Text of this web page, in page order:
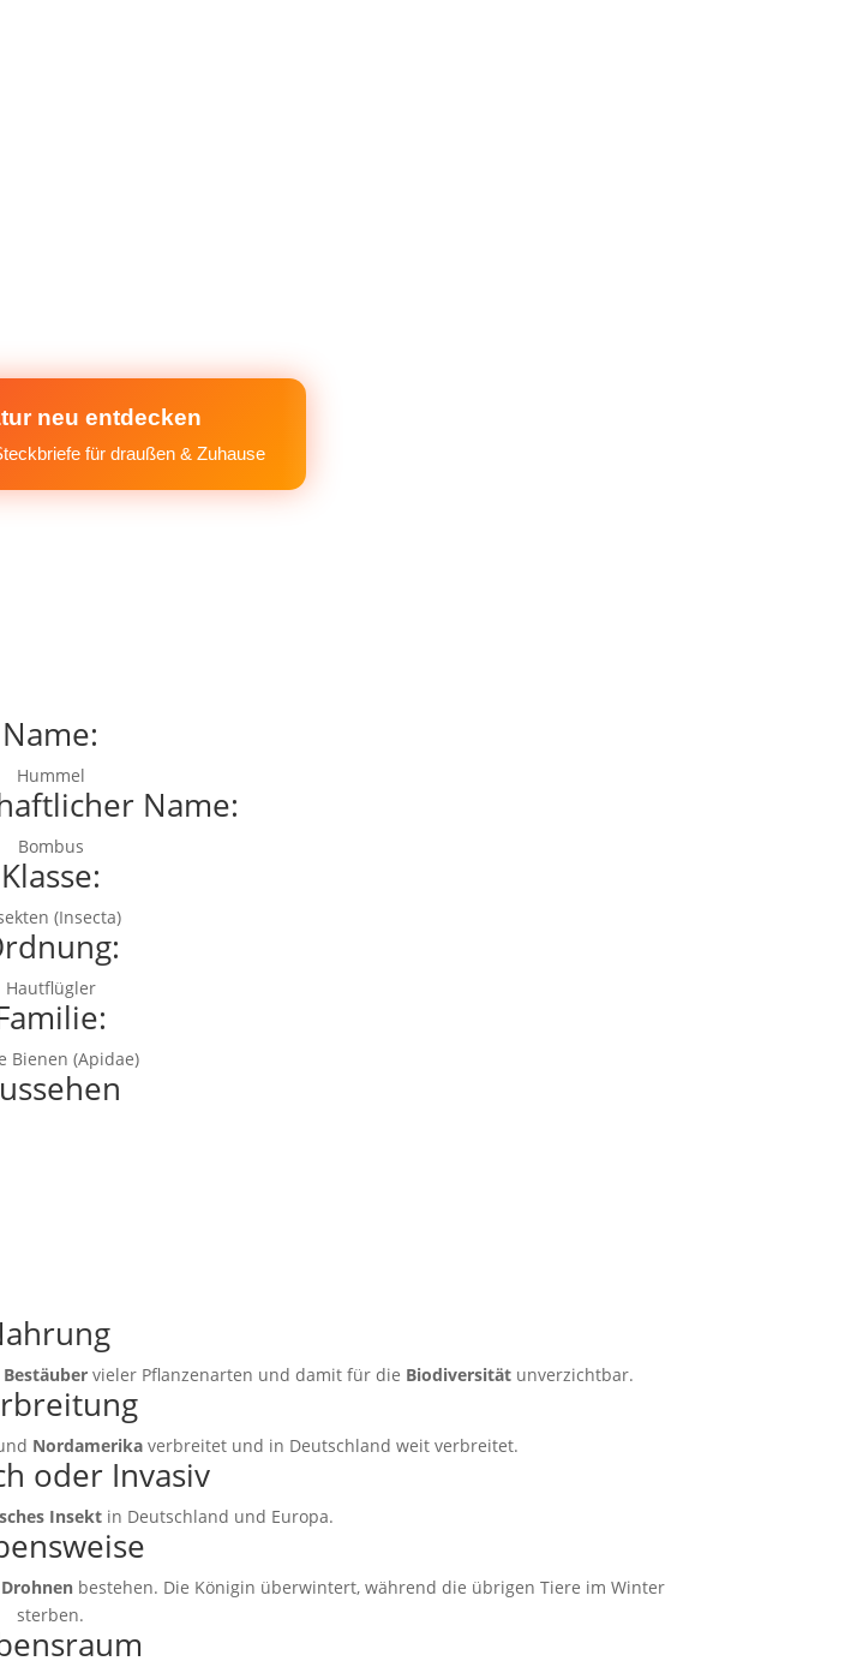
neu entdecken
für draußen & Zuhause
Name:
Hummel
Name:
Bombus
Klasse:
(Insecta)
Hautflügler
Bienen (Apidae)
Bestäuber vieler Pflanzenarten und damit für die Biodiversität unverzichtbar.
Nordamerika verbreitet und in Deutschland weit verbreitet.
oder Invasiv
Insektin Deutschland und Europa.
Drohnen bestehen. Die Königin überwintert, während die übrigen Tiere im Winter
sterben.